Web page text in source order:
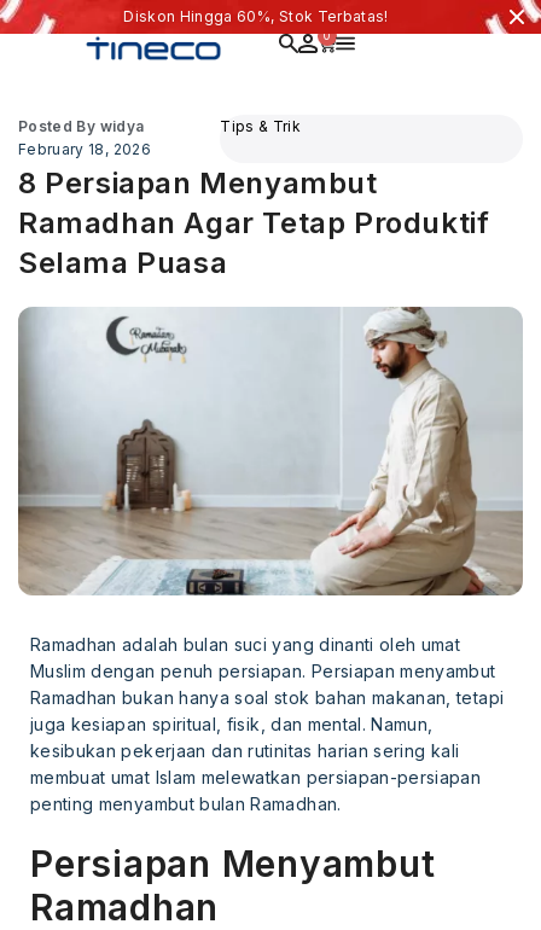
Diskon Hingga 60%, Stok Terbatas!
0
Posted By widya
February 18, 2026
Tips & Trik
8 Persiapan Menyambut
Ramadhan Agar Tetap Produktif
Selama Puasa
Ramadhan adalah bulan suci yang dinanti oleh umat
Muslim dengan penuh persiapan. Persiapan menyambut
Ramadhan bukan hanya soal stok bahan makanan, tetapi
juga kesiapan spiritual, fisik, dan mental. Namun,
kesibukan pekerjaan dan rutinitas harian sering kali
membuat umat Islam melewatkan persiapan-persiapan
penting menyambut bulan Ramadhan.
Persiapan Menyambut
Ramadhan